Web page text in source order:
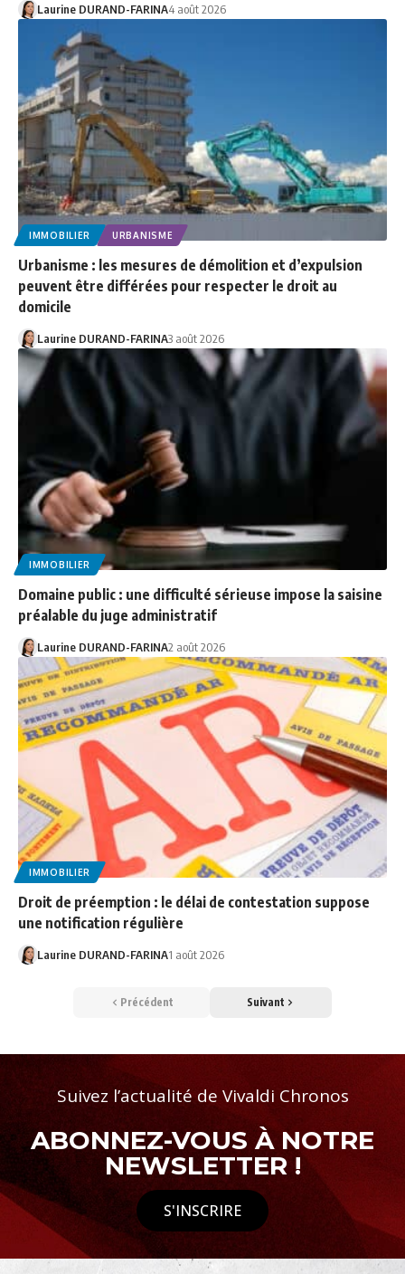
Laurine DURAND-FARINA4 août 2026
IMMOBILIER URBANISME
Urbanisme : les mesures de démolition et d’expulsion
peuvent être différées pour respecter le droit au
domicile
Laurine DURAND-FARINA3 août 2026
IMMOBILIER
Domaine public : une difficulté sérieuse impose la saisine
préalable du juge administratif
Laurine DURAND-FARINA2 août 2026
IMMOBILIER
Droit de préemption : le délai de contestation suppose
une notification régulière
Laurine DURAND-FARINA1 août 2026
Précédent Suivant
Suivez l’actualité de Vivaldi Chronos
ABONNEZ-VOUS À NOTRE
NEWSLETTER !
S'INSCRIRE